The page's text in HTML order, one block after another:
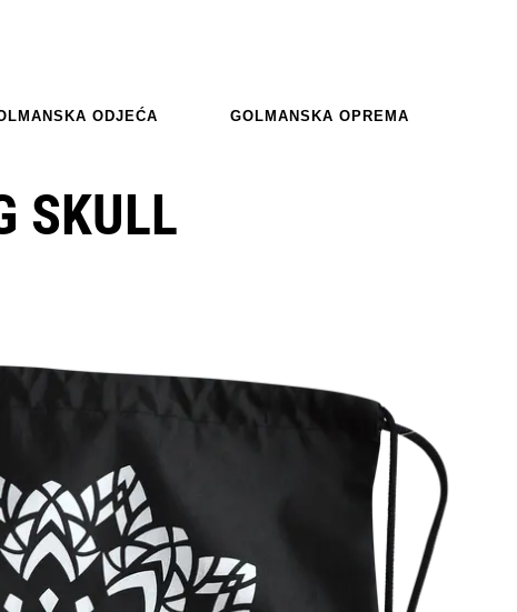
ODJEĆA GOLMANSKA OPREMA
SKULL